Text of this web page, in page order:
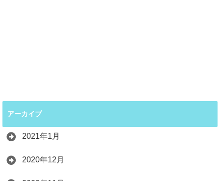
アーカイブ
2021年1月
2020年12月